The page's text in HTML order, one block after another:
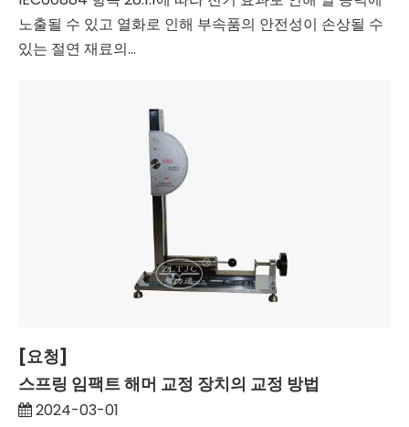
노출될 수 있고 열화로 인해 부속품의 안전성이 손상될 수
있는 절연 재료의...
[요청]
스프링 임팩트 해머 교정 장치의 교정 방법
2024-03-01